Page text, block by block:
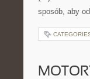
sposób, aby